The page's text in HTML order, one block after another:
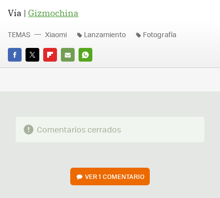
Vía | Gizmochina
FACEBOOK
TWITTERFLIPBOARD
E-
WHATSAPP
TEMAS Xiaomi Lanzamiento Fotografía
Comentarios cerrados
VER1 COMENTARIO